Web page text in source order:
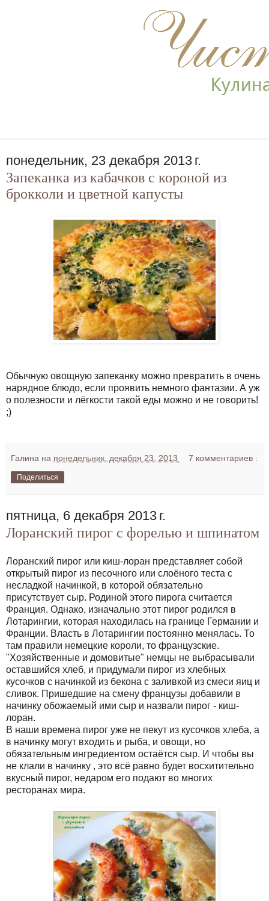
понедельник, 23 декабря 2013 г.
Запеканка из кабачков с короной из
брокколи и цветной капусты
Обычную овощную запеканку можно превратить в очень
нарядное блюдо, если проявить немного фантазии. А уж
о полезности и лёгкости такой еды можно и не говорить!
;)
Галина на понедельник, декабря 23, 2013 7 комментариев :
Поделиться
пятница, 6 декабря 2013 г.
Лоранский пирог с форелью и шпинатом
Лоранский пирог или киш-лоран представляет собой
открытый пирог из песочного или слоёного теста с
несладкой начинкой, в которой обязательно
присутствует сыр. Родиной этого пирога считается
Франция. Однако, изначально этот пирог родился в
Лотарингии, которая находилась на границе Германии и
Франции. Власть в Лотарингии постоянно менялась. То
там правили немецкие короли, то французские.
"Хозяйственные и домовитые" немцы не выбрасывали
оставшийся хлеб, и придумали пирог из хлебных
кусочков с начинкой из бекона с заливкой из смеси яиц и
сливок. Пришедшие на смену французы добавили в
начинку обожаемый ими сыр и назвали пирог - киш-
лоран.
В наши времена пирог уже не пекут из кусочков хлеба, а
в начинку могут входить и рыба, и овощи, но
обязательным ингредиентом остаётся сыр. И чтобы вы
не клали в начинку , это всё равно будет восхитительно
вкусный пирог, недаром его подают во многих
ресторанах мира.